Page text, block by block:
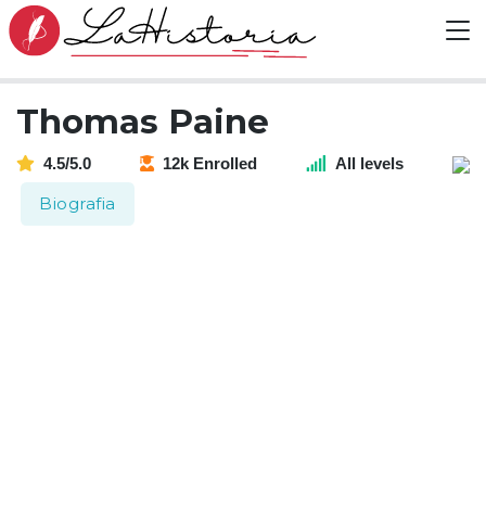
Thomas Paine
4.5/5.0 12k Enrolled All levels
Biografia